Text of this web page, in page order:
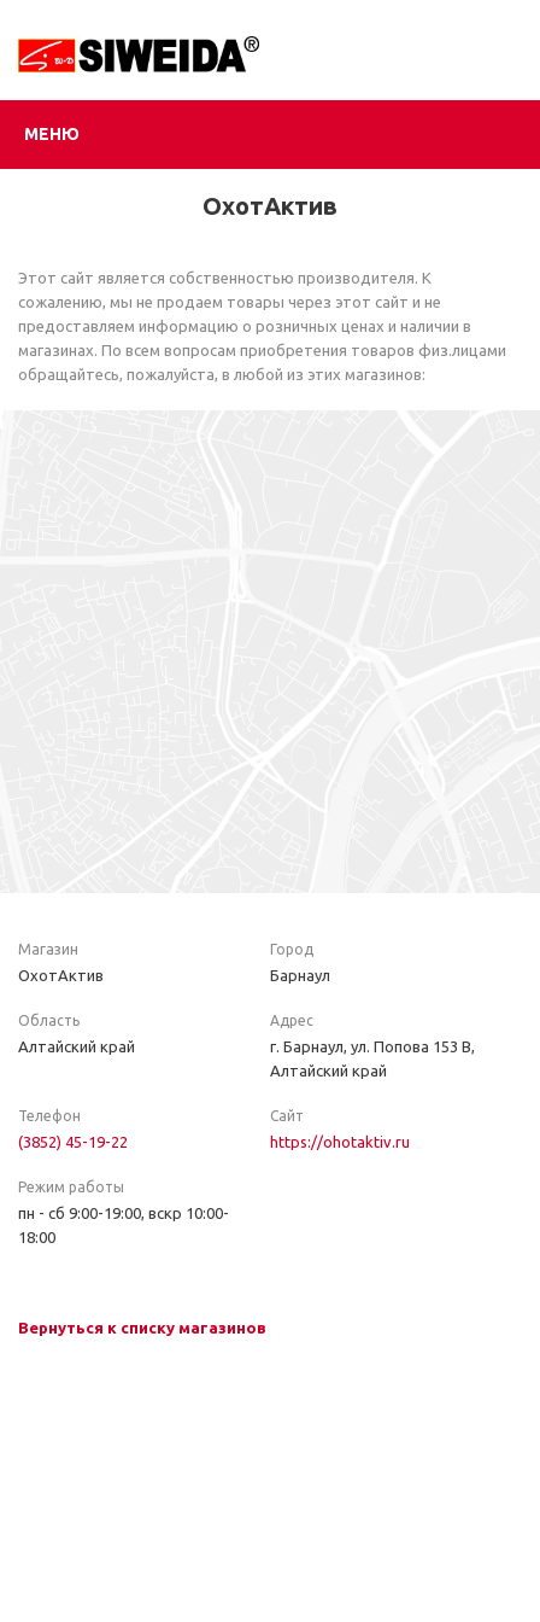
МЕНЮ
ОхотАктив
Этот сайт является собственностью производителя. К
сожалению, мы не продаем товары через этот сайт и не
предоставляем информацию о розничных ценах и наличии в
магазинах. По всем вопросам приобретения товаров физ.лицами
обращайтесь, пожалуйста, в любой из этих магазинов:
Магазин
ОхотАктив
Город
Барнаул
Область
Алтайский край
Адрес
г. Барнаул, ул. Попова 153 В,
Алтайский край
Телефон
(3852) 45-19-22
Сайт
https://ohotaktiv.ru
Режим работы
пн - сб 9:00-19:00, вскр 10:00-
18:00
Вернуться к списку магазинов